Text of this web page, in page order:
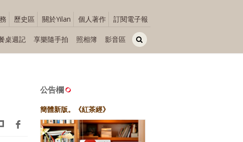
歷史區 關於Yilan 個人著作 訂閱電子報
桌週記 享樂隨手拍 照相簿 影音區
公告欄
簡體新版。《紅茶經》